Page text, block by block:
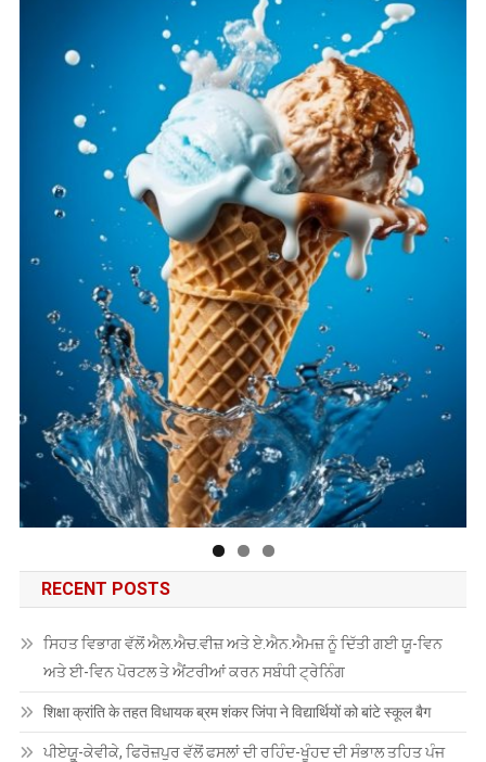
RECENT POSTS
ਸਿਹਤ ਵਿਭਾਗ ਵੱਲੋਂ ਐਲ.ਐਚ.ਵੀਜ਼ ਅਤੇ ਏ.ਐਨ.ਐਮਜ਼ ਨੂੰ ਦਿੱਤੀ ਗਈ ਯੂ-ਵਿਨ
ਅਤੇ ਈ-ਵਿਨ ਪੋਰਟਲ ਤੇ ਐਂਟਰੀਆਂ ਕਰਨ ਸਬੰਧੀ ਟ੍ਰੇਨਿੰਗ
शिक्षा क्रांति के तहत विधायक ब्रम शंकर जिंपा ने विद्यार्थियों को बांटे स्कूल बैग
ਪੀਏਯੂੑ-ਕੇਵੀਕੇ, ਫਿਰੋਜ਼ਪੁਰ ਵੱਲੋਂ ਫਸਲਾਂ ਦੀ ਰਹਿੰਦ-ਖੂੰਹਦ ਦੀ ਸੰਭਾਲ ਤਹਿਤ ਪੰਜ